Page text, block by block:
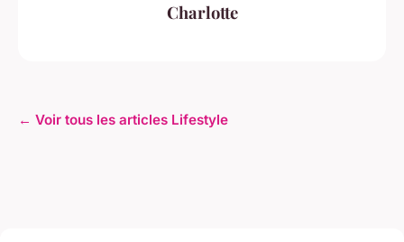
Charlotte
← Voir tous les articles Lifestyle